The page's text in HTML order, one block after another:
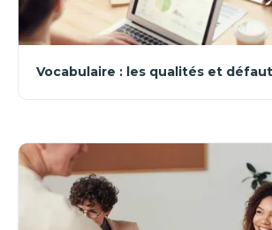
Vocabulaire : les qualités et